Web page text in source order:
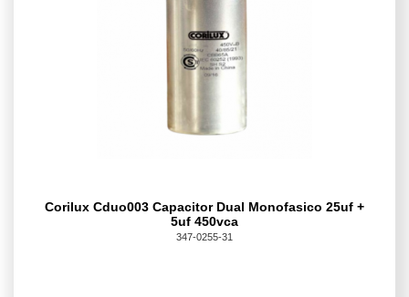
Corilux Cduo003 Capacitor Dual Monofasico 25uf +
5uf 450vca
347-0255-31